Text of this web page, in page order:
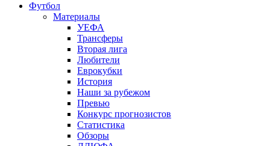
Футбол
Материалы
УЕФА
Трансферы
Вторая лига
Любители
Еврокубки
История
Наши за рубежом
Превью
Конкурс прогнозистов
Статистика
Обзоры